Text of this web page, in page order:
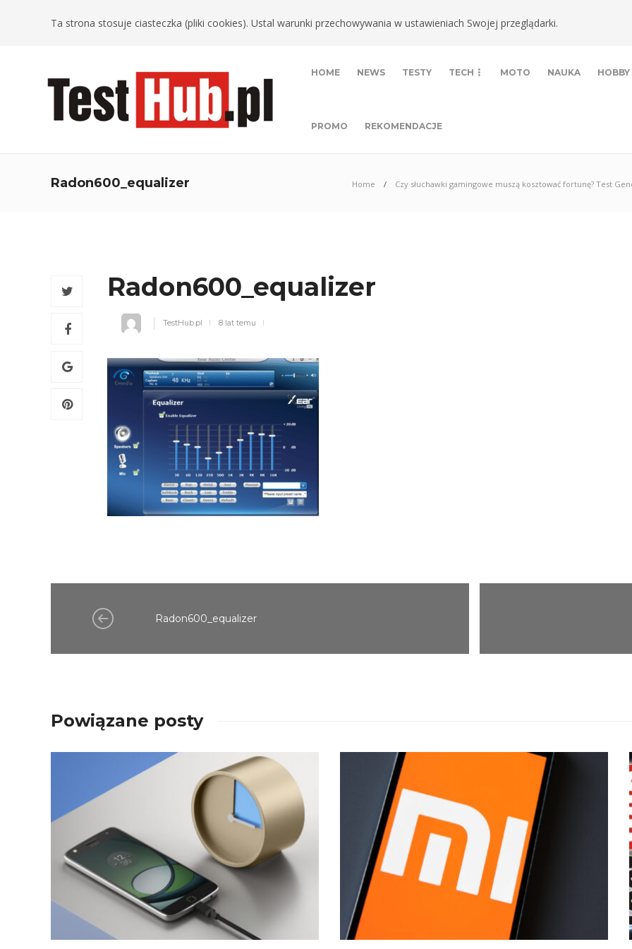
Ta strona stosuje ciasteczka (pliki cookies). Ustal warunki przechowywania w ustawieniach Swojej przeglądarki.
HOME NEWS TESTY TECH MOTO NAUKA HOBBY
PROMO REKOMENDACJE
Radon600_equalizer Home Czy słuchawki gamingowe muszą kosztować fortunę? Test
Radon600_equalizer
TestHub.pl 8 lat temu
Radon600_equalizer
Powiązane posty